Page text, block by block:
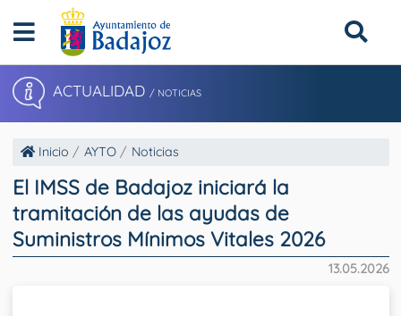
ACTUALIDAD / NOTICIAS
Inicio AYTO Noticias
El IMSS de Badajoz iniciará la
tramitación de las ayudas de
Suministros Mínimos Vitales 2026
13.05.2026